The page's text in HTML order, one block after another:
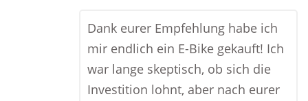
Dank eurer Empfehlung habe ich
mir endlich ein E-Bike gekauft! Ich
war lange skeptisch, ob sich die
Investition lohnt, aber nach eurer